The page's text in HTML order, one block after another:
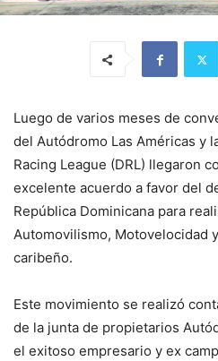
Luego de varios meses de
del Autódromo Las Américas y
Racing League (DRL) llegaron
excelente acuerdo a favor del
República Dominicana para
Automovilismo, Motovelocidad
caribeño.
Este movimiento se realizó
de la junta de propietarios
el exitoso empresario y ex